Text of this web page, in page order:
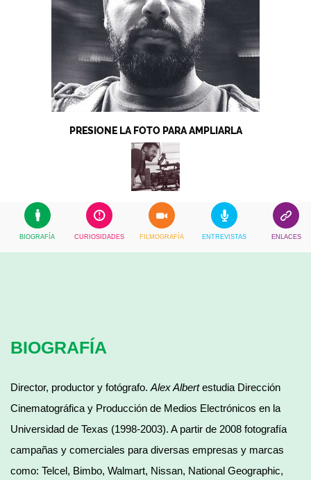
PRESIONE LA FOTO PARA AMPLIARLA
BIOGRAFÍA CURIOSIDADES FILMOGRAFÍA ENTREVISTAS ENLACES
BIOGRAFÍA
Director, productor y fotógrafo. Alex Albertestudia Dirección
Cinematográfica y Producción de Medios Electrónicos en la
Universidad de Texas (1998-2003). A partir de 2008 fotografía
campañas y comerciales para diversas empresas y marcas
como: Telcel, Bimbo, Walmart, Nissan, National Geographic,